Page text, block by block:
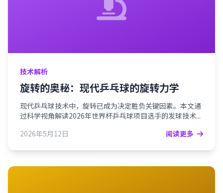
技术解析
旋转的奥秘：现代乒乓球的旋转力学
现代乒乓球技术中，旋转已成为决定胜负关键因素。本文通
过科学视角解读2026年世界杯乒乓球项目选手的发球技术...
2026年5月12日
阅读更多